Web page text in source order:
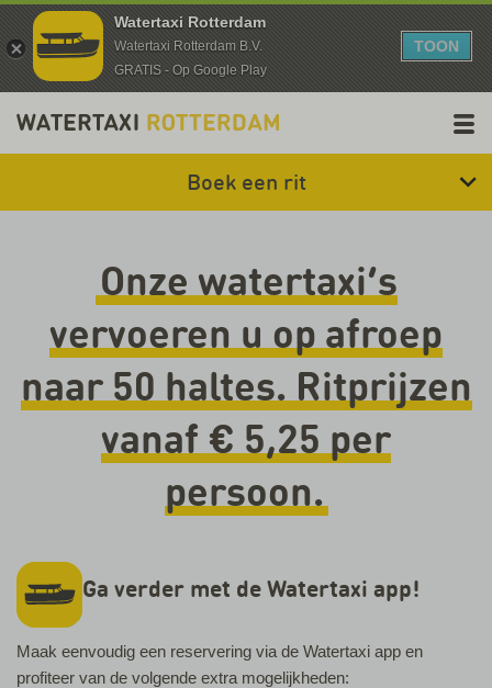
Boek een rit
Onze watertaxi’s
vervoeren u op afroep
naar 50 haltes. Ritprijzen
vanaf € 5,25 per
persoon.
Ga verder met de Watertaxi app!
Maak eenvoudig een reservering via de Watertaxi app en
profiteer van de volgende extra mogelijkheden:
Watertaxi Rotterdam
Watertaxi Rotterdam B.V.
GRATIS - Op Google Play
TOON